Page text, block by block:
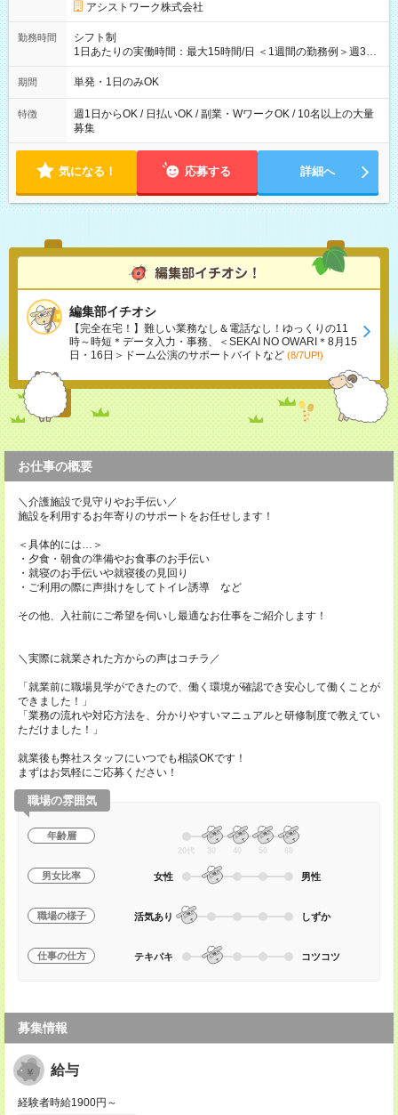
アシストワーク株式会社
勤務時間
シフト制
1日あたりの実働時間：最大15時間/日 ＜1週間の勤務例＞週3回
勤務 勤務：月・水・金 休み：火・木・土・日 好きな時にお仕事
可能です！ ※1日あたりの最大実働時間は日勤、夜勤共に勤務し
期間 単発・1日のみOK
特徴
週1日からOK / 日払いOK / 副業・WワークOK / 10名以上の大量
募集
気になる！ 応募する 詳細へ
編集部イチオシ
【完全在宅！】難しい業務なし＆電話なし！ゆっくりの11
時～時短＊データ入力・事務、＜SEKAI NO OWARI＊8月15
日・16日＞ドーム公演のサポートバイトなど (8/7UP!)
お仕事の概要
＼介護施設で見守りやお手伝い／
施設を利用するお年寄りのサポートをお任せします！
＜具体的には…＞
・夕食・朝食の準備やお食事のお手伝い
・就寝のお手伝いや就寝後の見回り
・ご利用の際に声掛けをしてトイレ誘導 など
その他、入社前にご希望を伺いし最適なお仕事をご紹介します！
＼実際に就業された方からの声はコチラ／
「就業前に職場見学ができたので、働く環境が確認でき安心して働くことが
できました！」
「業務の流れや対応方法を、分かりやすいマニュアルと研修制度で教えてい
ただけました！」
就業後も弊社スタッフにいつでも相談OKです！
まずはお気軽にご応募ください！
職場の雰囲気
年齢層
20代 30 40 50 60
男女比率 女性 男性
職場の様子 活気あり しずか
仕事の仕方 テキパキ コツコツ
募集情報
給与
経験者時給1900円～